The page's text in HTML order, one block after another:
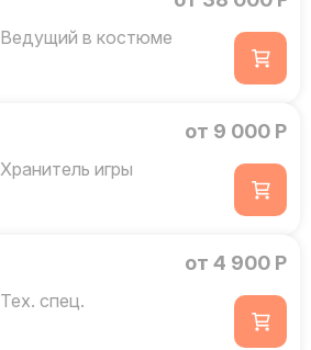
Ведущий в костюме
Хранитель игры
от 9 000 Р
Тех. спец.
от 4 900 Р